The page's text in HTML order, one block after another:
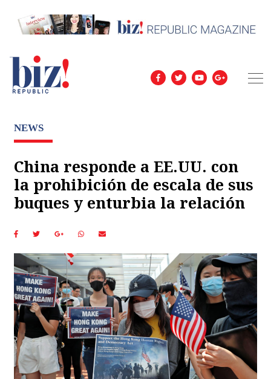
NEWS
China responde a EE.UU. con
la prohibición de escala de sus
buques y enturbia la relación